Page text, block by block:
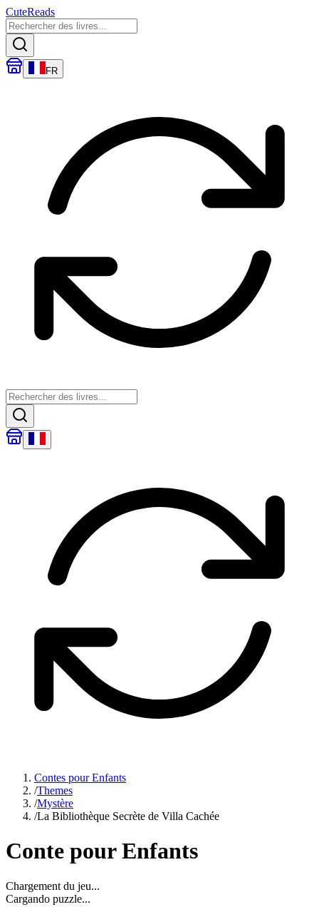
CuteReads
FR
Contes pour Enfants
/Themes
/Mystère
/La Bibliothèque Secrète de Villa Cachée
Conte pour Enfants
Chargement du jeu...
Cargando puzzle...